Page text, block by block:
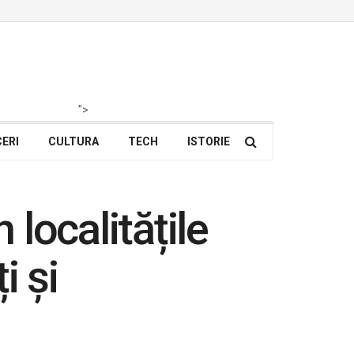
">
CULTURA TECH ISTORIE
localitățile
și